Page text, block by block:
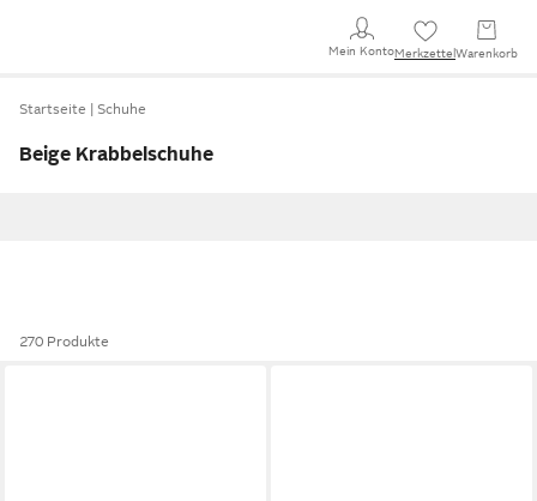
Mein KontoMerkzettel Warenkorb
Startseite Schuhe
Beige Krabbelschuhe
270 Produkte